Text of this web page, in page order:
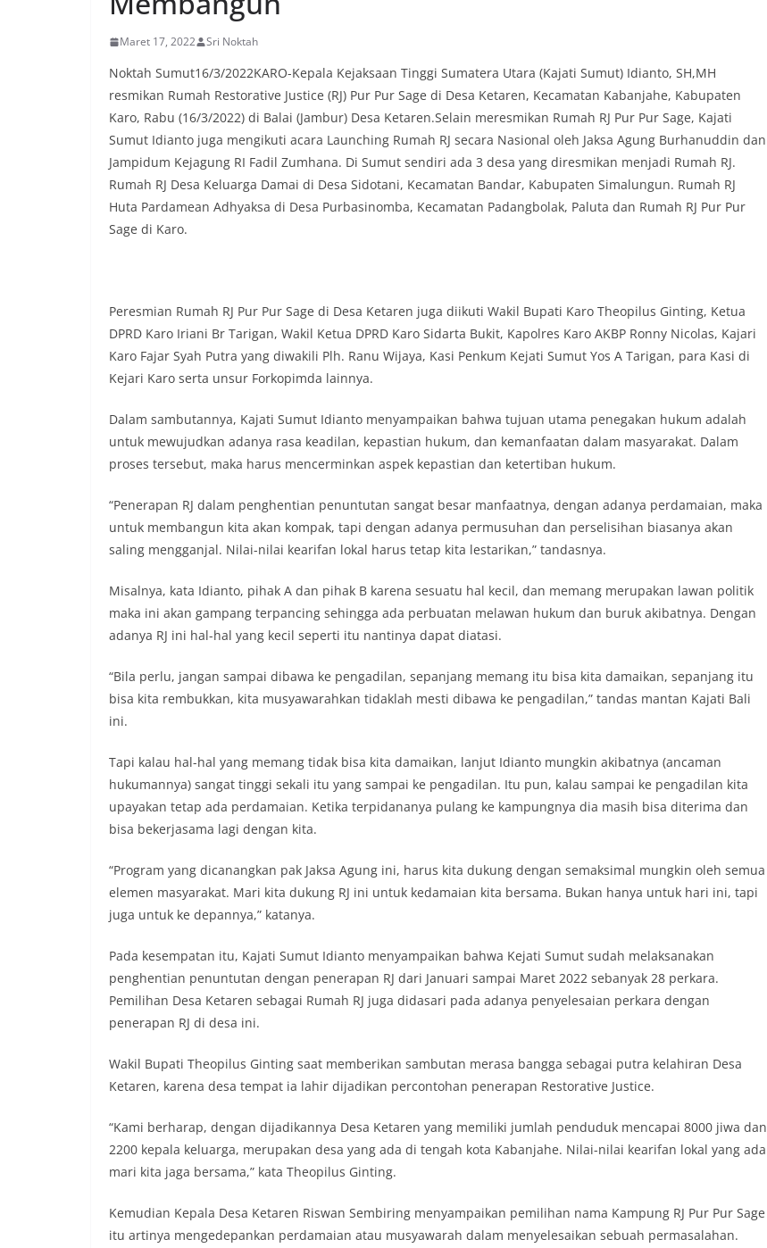
dalam kegiatan sambang ini adalah imbauan kepada
warga untuk memasang bendera Merah Putih secara
penuh, bukan setengah tiang, sebagai bentuk
penghormatan dan rasa cinta tanah air menjelang
perayaan HUT Kemerdekaan RI. Petugas mengingatkan
bahwa pemasangan bendera dengan benar merupakan
salah satu wujud nyata partisipasi masyarakat dalam
memperingati hari bersejarah bangsa Indonesia.‎‎”Kami
mengimbau kepada seluruh warga agar mulai
juga menambahkan agar warga memperhatikan kondisi
bendera yang akan dikibarkan, memastikan bendera
dalam keadaan bersih, tidak sobek, dan layak untuk
dikibarkan sebagai simbol kehormatan negara.‎‎‎Selain
menyampaikan imbauan terkait bendera, kegiatan
deteksi dini (early warning) guna mengantisipasi potensi
gangguan keamanan dan ketertiban masyarakat
(Kamtibmas) di lingkungan tempat tinggal warga. Melalui
menghimpun informasi awal terkait situasi sosial, potensi
kerawanan, maupun hal-hal yang dapat mengganggu
kondusivitas wilayah, khususnya menjelang perayaan HUT
Kemerdekaan RI yang biasanya diwarnai dengan berbagai
ini, diharapkan potensi gangguan keamanan dapat
diantisipasi sejak awal sehingga situasi di Kelurahan
Sunggal tetap terjaga aman, tertib, dan kondusif hingga
puncak perayaan HUT Kemerdekaan RI berlangsung.‎‎Wujud
Door to Door System ini merupakan salah satu bentuk
implementasi program Polri Presisi yang mengedepankan
kehadiran dan kedekatan personel Kepolisian dengan
penyampai informasi dan imbauan, tetapi juga sebagai
mitra masyarakat dalam menjaga keamanan lingkungan
secara bersama-sama.‎‎Kehadiran Bhabinkamtibmas di
tengah-tengah warga diharapkan dapat semakin
mempererat hubungan kemitraan antara Polri dan
warga akan pentingnya menjaga keamanan, ketertiban,
dan kekompakan lingkungan, khususnya dalam
Republik Indonesia.‎Kegiatan sambang ini rencananya akan
wilayah Kelurahan Sunggal sebagai bagian dari upaya
menciptakan situasi Kamtibmas yang aman dan kondusif,
sekaligus menumbuhkan semangat nasionalisme warga
Ketua DPRD Medan Terima Silaturahmi Kapolres Belawan,
Bahas Narkoba, Kriminalitas hingga Potensi Ekonomi
Kelurahan Sunggal, Ingatkan Pemasangan Bendera Merah
Putih Jelang HUT Kemerdekaan RI‎‎Medan, 5 Agustus 2026
— Dalam rangka menyambut Hari Ulang Tahun
Kemerdekaan Republik Indonesia yang ke-81,
Suraukur, melaksanakan kegiatan sambang Door to Door
System (DDS) kepada warga di wilayah Kelurahan Sunggal,
Maret 17, 2022 Sri Noktah
Noktah Sumut16/3/2022KARO-Kepala Kejaksaan Tinggi Sumatera Utara (Kajati Sumut) Idianto, SH,MH
resmikan Rumah Restorative Justice (RJ) Pur Pur Sage di Desa Ketaren, Kecamatan Kabanjahe, Kabupaten
Karo, Rabu (16/3/2022) di Balai (Jambur) Desa Ketaren.Selain meresmikan Rumah RJ Pur Pur Sage, Kajati
Sumut Idianto juga mengikuti acara Launching Rumah RJ secara Nasional oleh Jaksa Agung Burhanuddin dan
Jampidum Kejagung RI Fadil Zumhana. Di Sumut sendiri ada 3 desa yang diresmikan menjadi Rumah RJ.
Rumah RJ Desa Keluarga Damai di Desa Sidotani, Kecamatan Bandar, Kabupaten Simalungun. Rumah RJ
Huta Pardamean Adhyaksa di Desa Purbasinomba, Kecamatan Padangbolak, Paluta dan Rumah RJ Pur Pur
Sage di Karo.
Peresmian Rumah RJ Pur Pur Sage di Desa Ketaren juga diikuti Wakil Bupati Karo Theopilus Ginting, Ketua
DPRD Karo Iriani Br Tarigan, Wakil Ketua DPRD Karo Sidarta Bukit, Kapolres Karo AKBP Ronny Nicolas, Kajari
Karo Fajar Syah Putra yang diwakili Plh. Ranu Wijaya, Kasi Penkum Kejati Sumut Yos A Tarigan, para Kasi di
Kejari Karo serta unsur Forkopimda lainnya.
Dalam sambutannya, Kajati Sumut Idianto menyampaikan bahwa tujuan utama penegakan hukum adalah
untuk mewujudkan adanya rasa keadilan, kepastian hukum, dan kemanfaatan dalam masyarakat. Dalam
proses tersebut, maka harus mencerminkan aspek kepastian dan ketertiban hukum.
“Penerapan RJ dalam penghentian penuntutan sangat besar manfaatnya, dengan adanya perdamaian, maka
untuk membangun kita akan kompak, tapi dengan adanya permusuhan dan perselisihan biasanya akan
saling mengganjal. Nilai-nilai kearifan lokal harus tetap kita lestarikan,” tandasnya.
Misalnya, kata Idianto, pihak A dan pihak B karena sesuatu hal kecil, dan memang merupakan lawan politik
maka ini akan gampang terpancing sehingga ada perbuatan melawan hukum dan buruk akibatnya. Dengan
adanya RJ ini hal-hal yang kecil seperti itu nantinya dapat diatasi.
“Bila perlu, jangan sampai dibawa ke pengadilan, sepanjang memang itu bisa kita damaikan, sepanjang itu
bisa kita rembukkan, kita musyawarahkan tidaklah mesti dibawa ke pengadilan,” tandas mantan Kajati Bali
ini.
Tapi kalau hal-hal yang memang tidak bisa kita damaikan, lanjut Idianto mungkin akibatnya (ancaman
hukumannya) sangat tinggi sekali itu yang sampai ke pengadilan. Itu pun, kalau sampai ke pengadilan kita
upayakan tetap ada perdamaian. Ketika terpidananya pulang ke kampungnya dia masih bisa diterima dan
bisa bekerjasama lagi dengan kita.
“Program yang dicanangkan pak Jaksa Agung ini, harus kita dukung dengan semaksimal mungkin oleh semua
elemen masyarakat. Mari kita dukung RJ ini untuk kedamaian kita bersama. Bukan hanya untuk hari ini, tapi
juga untuk ke depannya,” katanya.
Pada kesempatan itu, Kajati Sumut Idianto menyampaikan bahwa Kejati Sumut sudah melaksanakan
penghentian penuntutan dengan penerapan RJ dari Januari sampai Maret 2022 sebanyak 28 perkara.
Pemilihan Desa Ketaren sebagai Rumah RJ juga didasari pada adanya penyelesaian perkara dengan
penerapan RJ di desa ini.
Wakil Bupati Theopilus Ginting saat memberikan sambutan merasa bangga sebagai putra kelahiran Desa
Ketaren, karena desa tempat ia lahir dijadikan percontohan penerapan Restorative Justice.
“Kami berharap, dengan dijadikannya Desa Ketaren yang memiliki jumlah penduduk mencapai 8000 jiwa dan
2200 kepala keluarga, merupakan desa yang ada di tengah kota Kabanjahe. Nilai-nilai kearifan lokal yang ada
mari kita jaga bersama,” kata Theopilus Ginting.
Kemudian Kepala Desa Ketaren Riswan Sembiring menyampaikan pemilihan nama Kampung RJ Pur Pur Sage
itu artinya mengedepankan perdamaian atau musyawarah dalam menyelesaikan sebuah permasalahan.